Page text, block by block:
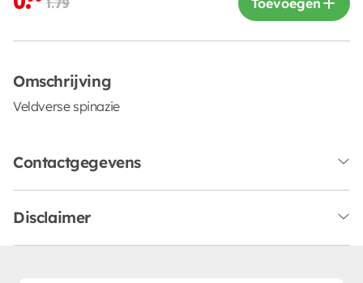
1.79
Omschrijving
Veldverse spinazie
Contactgegevens
Disclaimer